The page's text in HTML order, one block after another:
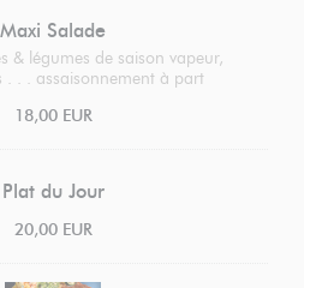
Maxi Salade
& légumes de saison vapeur,
. . . assaisonnement à part
18,00 EUR
Plat du Jour
20,00 EUR